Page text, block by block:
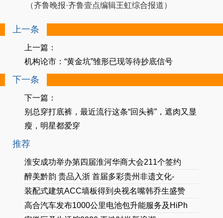
（齐鲁晚报·齐鲁壹点编辑王虹综合报道）
上一条
上一篇：
机构论市：“黄金坑”雏形已现等待抄底信号
下一条
下一篇：
别总穿打底裤，最近流行这条“回头裤”，遮肉又显
瘦，明星都爱穿
推荐
淮安成功举办第四届淮河华商大会211个签约
醉美黔韵 贵品入浙 首届多彩贵州非遗文化-
装配式建筑ACC墙板得到央视名嘴韩乔生盛赞
高合汽车发布1000公里电池包升能服务及HiPh